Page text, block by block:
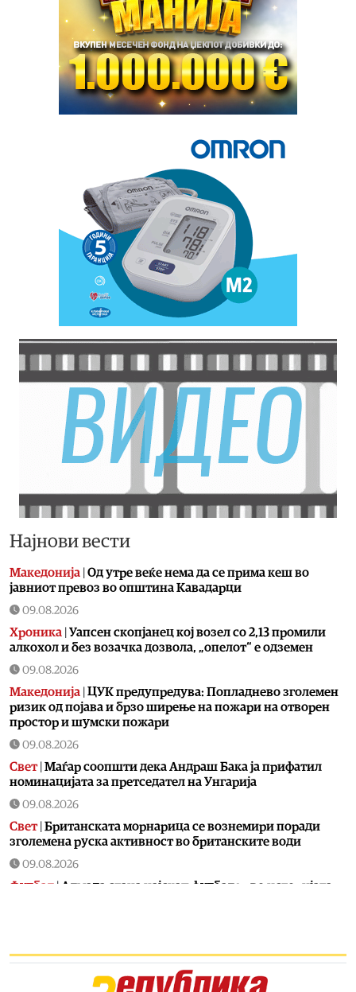
Најнови вести
Македонија Од утре веќе немa да се прима кеш во
јавниот превоз во општина Кавадарци
09.08.2026
Хроника Уапсен скопјанец кој возел со 2,13 промили
алкохол и без возачка дозвола, „опелот“ е одземен
09.08.2026
Македонија ЦУК предупредува: Попладнево зголемен
ризик од појава и брзо ширење на пожари на отворен
простор и шумски пожари
09.08.2026
Свет| Маѓар соопшти дека Андраш Бака ја прифатил
номинацијата за претседател на Унгарија
09.08.2026
Свет| Британската морнарица се вознемири поради
зголемена руска активност во британските води
09.08.2026
Фудбал | Алмада стана најскап фудбалер во историјата
Останати спортови|Македонските тенисери со трофеј
го завршија настапот во конкуренција на двојки на